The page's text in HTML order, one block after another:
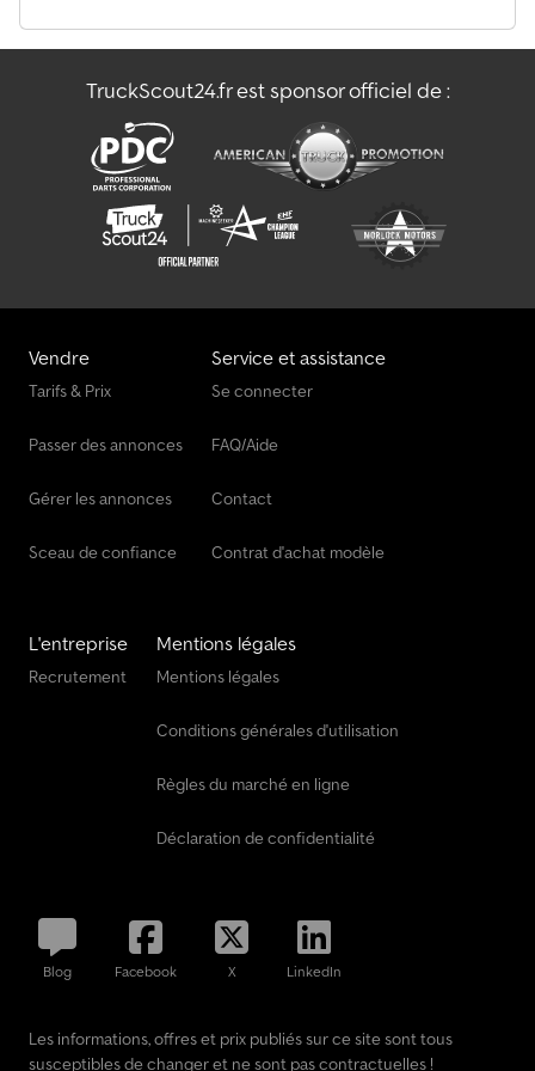
frein, essieu 3 : 10 % d’usure. Vous trouverez un aperçu de tous
financement ? Nous proposons des financements personnalisés,
ainsi que des offres de services complets ou un service
télématique. Nous serons heureux de vous conseiller
personnellement. Dedpfxozii Ndo Acwsck
TruckScout24.fr est sponsor officiel de :
Vendre
Tarifs & Prix
Passer des annonces
Gérer les annonces
Sceau de confiance
Service et assistance
Se connecter
FAQ/Aide
Contact
Contrat d'achat modèle
L'entreprise
Recrutement
Mentions légales
Mentions légales
Conditions générales d'utilisation
Règles du marché en ligne
Déclaration de confidentialité
Blog Facebook X LinkedIn
Les informations, offres et prix publiés sur ce site sont tous
susceptibles de changer et ne sont pas contractuelles !